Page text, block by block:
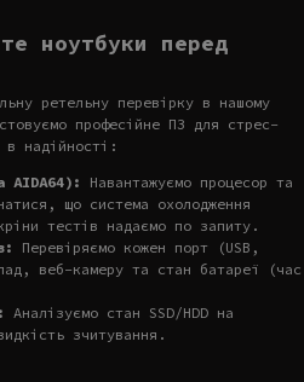
ноутбуки перед
ретельну перевірку в нашому
професійне ПЗ для стрес-
надійності:
AIDA64):
Навантажуємо процесор та
що система охолодження
тестів надаємо по запиту.
Перевіряємо кожен порт (USB,
веб-камеру та стан батареї (час
Аналізуємо стан SSD/HDD на
зчитування.